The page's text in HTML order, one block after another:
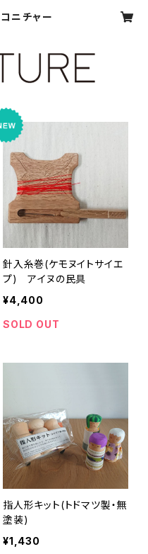
ニチャー
針入糸巻(ケモヌイトサイエ
プ) アイヌの民具
¥4,400
SOLD OUT
指人形キット(トドマツ製・無
塗装)
¥1,430